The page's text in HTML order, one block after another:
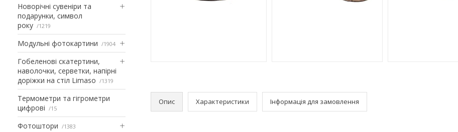
Новорічні сувеніри та
подарунки, символ
року
1219
Модульні фотокартини 1904
Гобеленові скатертини,
наволочки, серветки, напірні
доріжки на стіл Limaso
1319
Термометри та гігрометри
цифрові
15
Фотоштори 1383
Опис Характеристики Інформація для замовлення